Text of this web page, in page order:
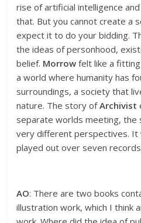
rise of artificial intelligence
that. But you cannot create a
expect it to do your bidding.
the ideas of personhood,
belief. Morrow felt like a
a world where humanity has
surroundings, a society that
nature. The story ofArchivist
separate worlds meeting,
very different perspectives. It
played out over seven
AO: There are two books
illustration work, which I think